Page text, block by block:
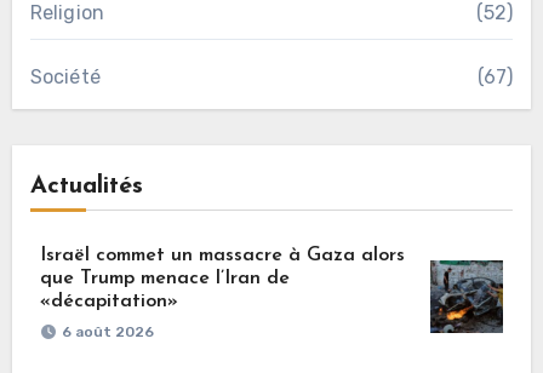
Religion (52)
Société (67)
Actualités
Israël commet un massacre à Gaza alors
que Trump menace l’Iran de
«décapitation»
6 août 2026